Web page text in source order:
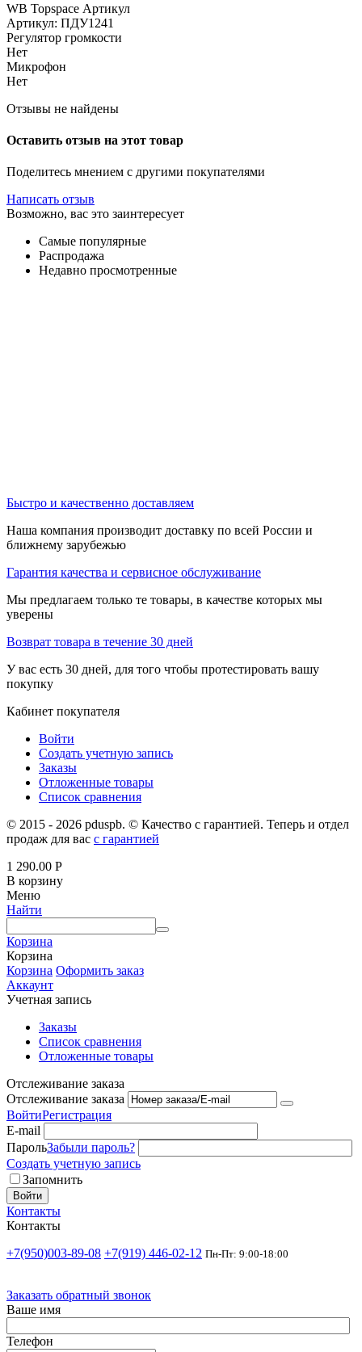
WB Topspace Артикул
Артикул: ПДУ1241
Регулятор громкости
Нет
Микрофон
Нет
Отзывы не найдены
Оставить отзыв на этот товар
Поделитесь мнением с другими покупателями
Написать отзыв
Возможно, вас это заинтересует
Самые популярные
Распродажа
Недавно просмотренные
Быстро и качественно доставляем
Наша компания производит доставку по всей России и
ближнему зарубежью
Гарантия качества и сервисное обслуживание
Мы предлагаем только те товары, в качестве которых мы
уверены
Возврат товара в течение 30 дней
У вас есть 30 дней, для того чтобы протестировать вашу
покупку
Кабинет покупателя
Войти
Создать учетную запись
Заказы
Отложенные товары
Список сравнения
© 2015 - 2026 pduspb. © Качество с гарантией. Теперь и отдел
продаж для вас с гарантией
1 290.00 Р
В корзину
Меню
Найти
Корзина
Корзина
Корзина Оформить заказ
Аккаунт
Учетная запись
Заказы
Список сравнения
Отложенные товары
Отслеживание заказа
Отслеживание заказа
ВойтиРегистрация
E-mail
ПарольЗабыли пароль?
Создать учетную запись
Запомнить
Войти
Контакты
Контакты
+7(950)003-89-08 +7(919) 446-02-12 Пн-Пт: 9:00-18:00
Заказать обратный звонок
Ваше имя
Телефон